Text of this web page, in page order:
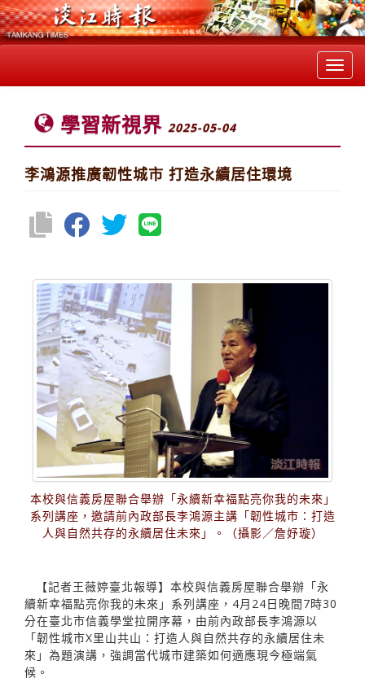
學習新視界 2025-05-04
李鴻源推廣韌性城市 打造永續居住環境
本校與信義房屋聯合舉辦「永續新幸福點亮你我的未來」
系列講座，邀請前內政部長李鴻源主講「韌性城市：打造
人與自然共存的永續居住未來」。（攝影／詹妤璇）
【記者王薇婷臺北報導】本校與信義房屋聯合舉辦「永
續新幸福點亮你我的未來」系列講座，4月24日晚間7時30
分在臺北市信義學堂拉開序幕，由前內政部長李鴻源以
「韌性城市X里山共山：打造人與自然共存的永續居住未
來」為題演講，強調當代城市建築如何適應現今極端氣
候。